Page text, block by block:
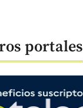
portales